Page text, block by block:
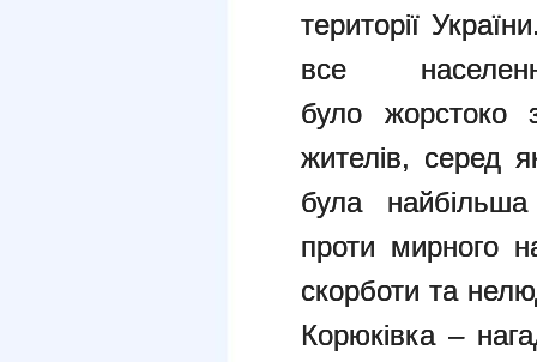
території
все
було жорстоко
жителів, серед
була
проти мирного
скорботи та
Корюківка –